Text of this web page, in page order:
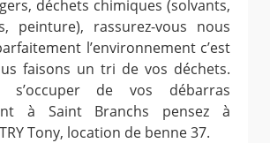
déchets chimiques (solvants,
peinture), rassurez-vous nous
l’environnement c’est
faisons un tri de vos déchets.
s’occuper de vos débarras
à Saint Branchs pensez à
Tony, location de benne 37.